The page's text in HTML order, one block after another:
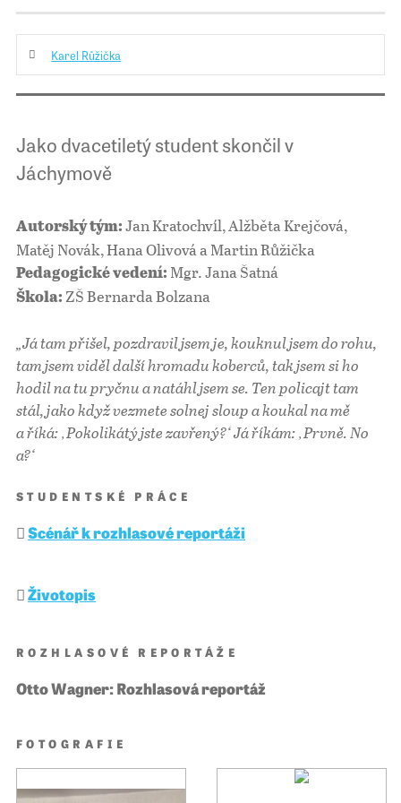
Karel Růžička
Jako dvacetiletý student skončil v
Jáchymově
Autorský tým: Jan Kratochvíl, Alžběta Krejčová,
Matěj Novák, Hana Olivová a Martin Růžička
Pedagogické vedení: Mgr. Jana Šatná
Škola: ZŠ Bernarda Bolzana
„Já tam přišel, pozdravil jsem je, kouknul jsem do rohu,
tam jsem viděl další hromadu koberců, tak jsem si ho
hodil na tu pryčnu a natáhl jsem se. Ten policajt tam
stál, jako když vezmete solnej sloup a koukal na mě
a říká: ‚Pokolikátý jste zavřený?‘ Já říkám: ‚Prvně. No
a?‘
STUDENTSKÉ PRÁCE
Scénář k rozhlasové reportáži
Životopis
ROZHLASOVÉ REPORTÁŽE
Otto Wagner: Rozhlasová reportáž
FOTOGRAFIE